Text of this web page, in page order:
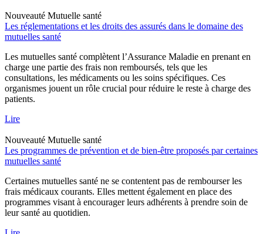
Nouveauté Mutuelle santé
Les réglementations et les droits des assurés dans le domaine des
mutuelles santé
Les mutuelles santé complètent l’Assurance Maladie en prenant en
charge une partie des frais non remboursés, tels que les
consultations, les médicaments ou les soins spécifiques. Ces
organismes jouent un rôle crucial pour réduire le reste à charge des
patients.
Lire
Nouveauté Mutuelle santé
Les programmes de prévention et de bien-être proposés par certaines
mutuelles santé
Certaines mutuelles santé ne se contentent pas de rembourser les
frais médicaux courants. Elles mettent également en place des
programmes visant à encourager leurs adhérents à prendre soin de
leur santé au quotidien.